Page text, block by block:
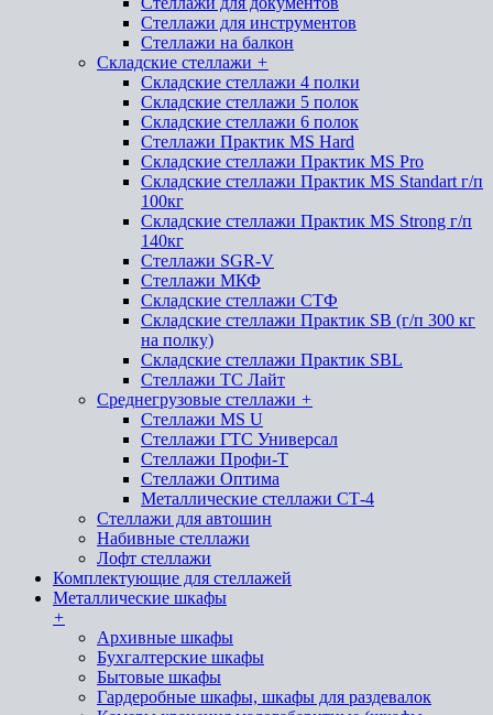
Стеллажи для инструментов
Стеллажи на балкон
Складские стеллажи +
Складские стеллажи 4 полки
Складские стеллажи 5 полок
Складские стеллажи 6 полок
Стеллажи Практик MS Hard
Складские стеллажи Практик MS Pro
Складские стеллажи Практик MS Standart г/п
100кг
Складские стеллажи Практик MS Strong г/п
140кг
Стеллажи SGR-V
Стеллажи МКФ
Складские стеллажи СТФ
Складские стеллажи Практик SB (г/п 300 кг
на полку)
Складские стеллажи Практик SBL
Стеллажи ТС Лайт
Среднегрузовые стеллажи +
Стеллажи MS U
Стеллажи ГТС Универсал
Стеллажи Профи-Т
Стеллажи Оптима
Металлические стеллажи СТ-4
Стеллажи для автошин
Набивные стеллажи
Лофт стеллажи
Комплектующие для стеллажей
Металлические шкафы
+
Архивные шкафы
Бухгалтерские шкафы
Бытовые шкафы
Гардеробные шкафы, шкафы для раздевалок